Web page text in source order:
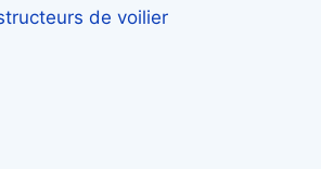
de voilier